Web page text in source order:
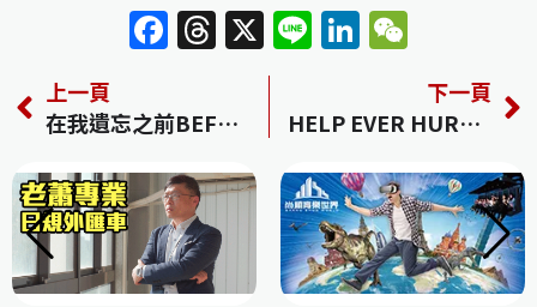
F
a
c
e
b
o
o
T
h
a
d
s
X Li
n
e
Li
n
k
e
dI
n
C
h
at
上一頁
在我遺忘之前BEFORE I FORGET
下一頁
HELP EVER HURT COVER